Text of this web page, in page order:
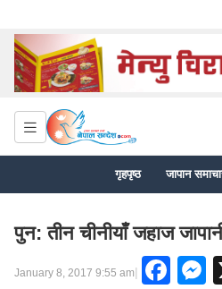
गृहपृष्ठ जापान
पुन: तीन चीनीयाँ जहाज
January 8, 2017 9:55 am|